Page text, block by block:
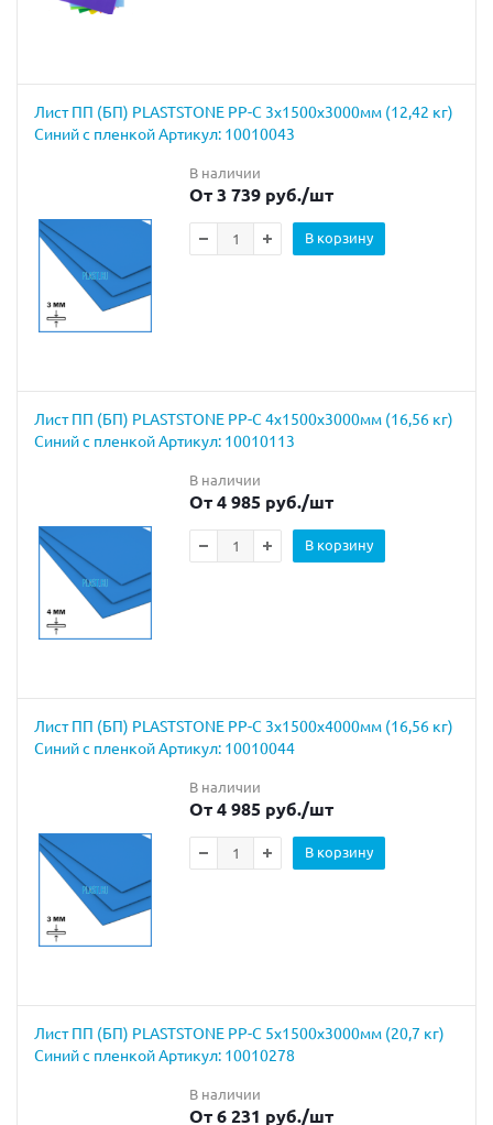
Лист ПП (БП) PLASTSTONE PP-C 3х1500х3000мм (12,42 кг)
Синий с пленкой Артикул: 10010043
В наличии
От 3 739 руб./шт
В корзину
Лист ПП (БП) PLASTSTONE PP-C 4х1500х3000мм (16,56 кг)
Синий с пленкой Артикул: 10010113
В наличии
От 4 985 руб./шт
В корзину
Лист ПП (БП) PLASTSTONE PP-C 3х1500х4000мм (16,56 кг)
Синий с пленкой Артикул: 10010044
В наличии
От 4 985 руб./шт
В корзину
Лист ПП (БП) PLASTSTONE PP-C 5х1500х3000мм (20,7 кг)
Синий с пленкой Артикул: 10010278
В наличии
От 6 231 руб./шт